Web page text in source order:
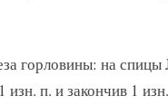
горловины: на
изн. п. и закончив 1